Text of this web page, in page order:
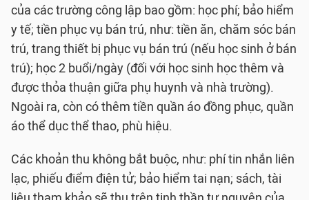
của các trường công lập bao gồm: học phí; bảo hiểm
y tế; tiền phục vụ bán trú, như: tiền ăn, chăm sóc bán
trú, trang thiết bị phục vụ bán trú (nếu học sinh ở bán
trú); học 2 buổi/ngày (đối với học sinh học thêm và
được thỏa thuận giữa phụ huynh và nhà trường).
Ngoài ra, còn có thêm tiền quần áo đồng phục, quần
áo thể dục thể thao, phù hiệu.
Các khoản thu không bắt buộc, như: phí tin nhắn liên
lạc, phiếu điểm điện tử; bảo hiểm tai nạn; sách, tài